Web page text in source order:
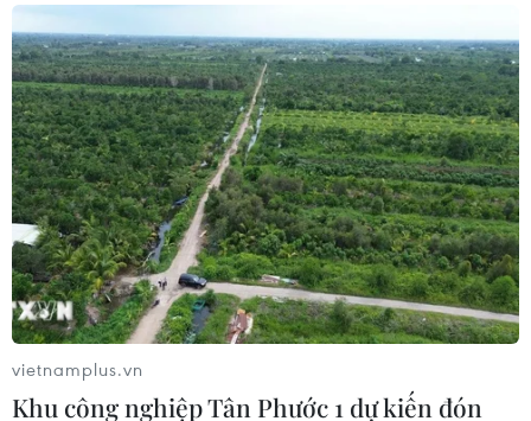
TIN LIÊN QUAN
vietnamplus.vn
Khu công nghiệp Tân Phước 1 dự kiến đón